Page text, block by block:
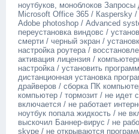
ноутбуков, моноблоков
Мiсrоsоft Оffiсе 365 / Каsреrsky
Аdоbе рhоtоshор / Аdvаnсеd
переустановка виндовс /
смерти / черный экран /
настройка роутера /
активация лицензия /
настройка / установить
дистанционная установка
драйверов / сборка ПК
компьютер / тормозит / не идет
включается / не работает
ноутбук попала жидкость / не
выскочил Баннер-вирус / не
skyре / не открываются